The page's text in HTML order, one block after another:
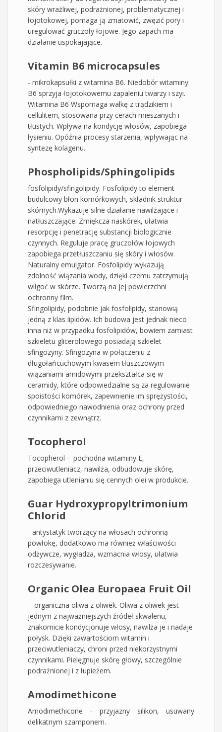
skóry wrażliwej, podrażnionej, problematycznej i
łojotokowej, pomaga ją zmatowić, zwęzić pory i
uregulować gruczoły łojowe. Jego zapach ma
działanie uspokajające.
Vitamin В6 microcapsules
- mikrokapsułki z witamina B6. Niedobór witaminy
B6 sprzyja łojotokowemu zapaleniu twarzy i szyi.
Witamina B6 Wspomaga walkę z trądzikiem i
cellulitem, stosowana przy cerach mieszanych i
tłustych. Wpływa na kondycję włosów, zapobiega
łysieniu. Opóźnia procesy starzenia, wpływając na
syntezę kolagenu.
Phospholipids/Sphingolipids
fosfolipidy/sfingolipidy. Fosfolipidy to element
budulcowy błon komórkowych, składnik struktur
skórnych.Wykazuje silne działanie nawilżające i
natłuszczające. Zmiękcza naskórek, ułatwia
resorpcję i penetrację substancji biologicznie
czynnych. Reguluje pracę gruczołów łojowych
zapobiega przetłuszczaniu się skóry i włosów.
Naturalny emulgator. Fosfolipidy wykazują
zdolność wiązania wody, dzięki czemu zatrzymują
wilgoć w skórze. Tworzą na jej powierzchni
ochronny film.
Sfingolipidy, podobnie jak fosfolipidy, stanowią
jedną z klas lipidów. Ich budowa jest jednak nieco
inna niż w przypadku fosfolipidów, bowiem zamiast
szkieletu glicerolowego posiadają szkielet
sfingozyny. Sfingozyna w połączeniu z
długołańcuchowym kwasem tłuszczowym
wiązaniami amidowymi przekształca się w
ceramidy, które odpowiedzialne są za regulowanie
spoistości komórek, zapewnienie im sprężystości,
odpowiedniego nawodnienia oraz ochrony przed
czynnikami z zewnątrz.
Tocopherol
Tocopherol - pochodna witaminy E,
przeciwutleniacz, nawilża, odbudowuje skórę,
zapobiega utlenianiu się cennych olei w produkcie.
Guar Hydroxypropyltrimonium
Chlorid
- antystatyk tworzący na włosach ochronną
powłokę, dodatkowo ma również właściwości
odżywcze, wygładza, wzmacnia włosy, ułatwia
rozczesywanie.
Organic Olea Europaea Fruit Oil
- organiczna oliwa z oliwek. Oliwa z oliwek jest
jednym z najważniejszych źródeł skwalenu,
znakomicie kondycjonuje włosy, nawilża je i nadaje
połysk. Dzięki zawartościom witamin i
przeciwutleniaczy, chroni przed niekorzystnymi
czynnikami. Pielęgnuje skórę głowy, szczególnie
podrażnionej i z łupieżem.
Amodimethicone
Amodimethicone - przyjazny silikon, usuwany
delikatnym szamponem.